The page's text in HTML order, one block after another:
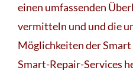
einen umfassenden
vermitteln und und die
Möglichkeiten der Smart
Smart-Repair-Services